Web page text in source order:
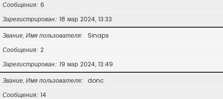
Сообщения 6
Зарегистрирован 18 мар 2024, 13:33
Звание, Имя пользователя
Sinaps
Сообщения 2
Зарегистрирован 19 мар 2024, 13:49
Звание, Имя пользователя
donc
Сообщения 14